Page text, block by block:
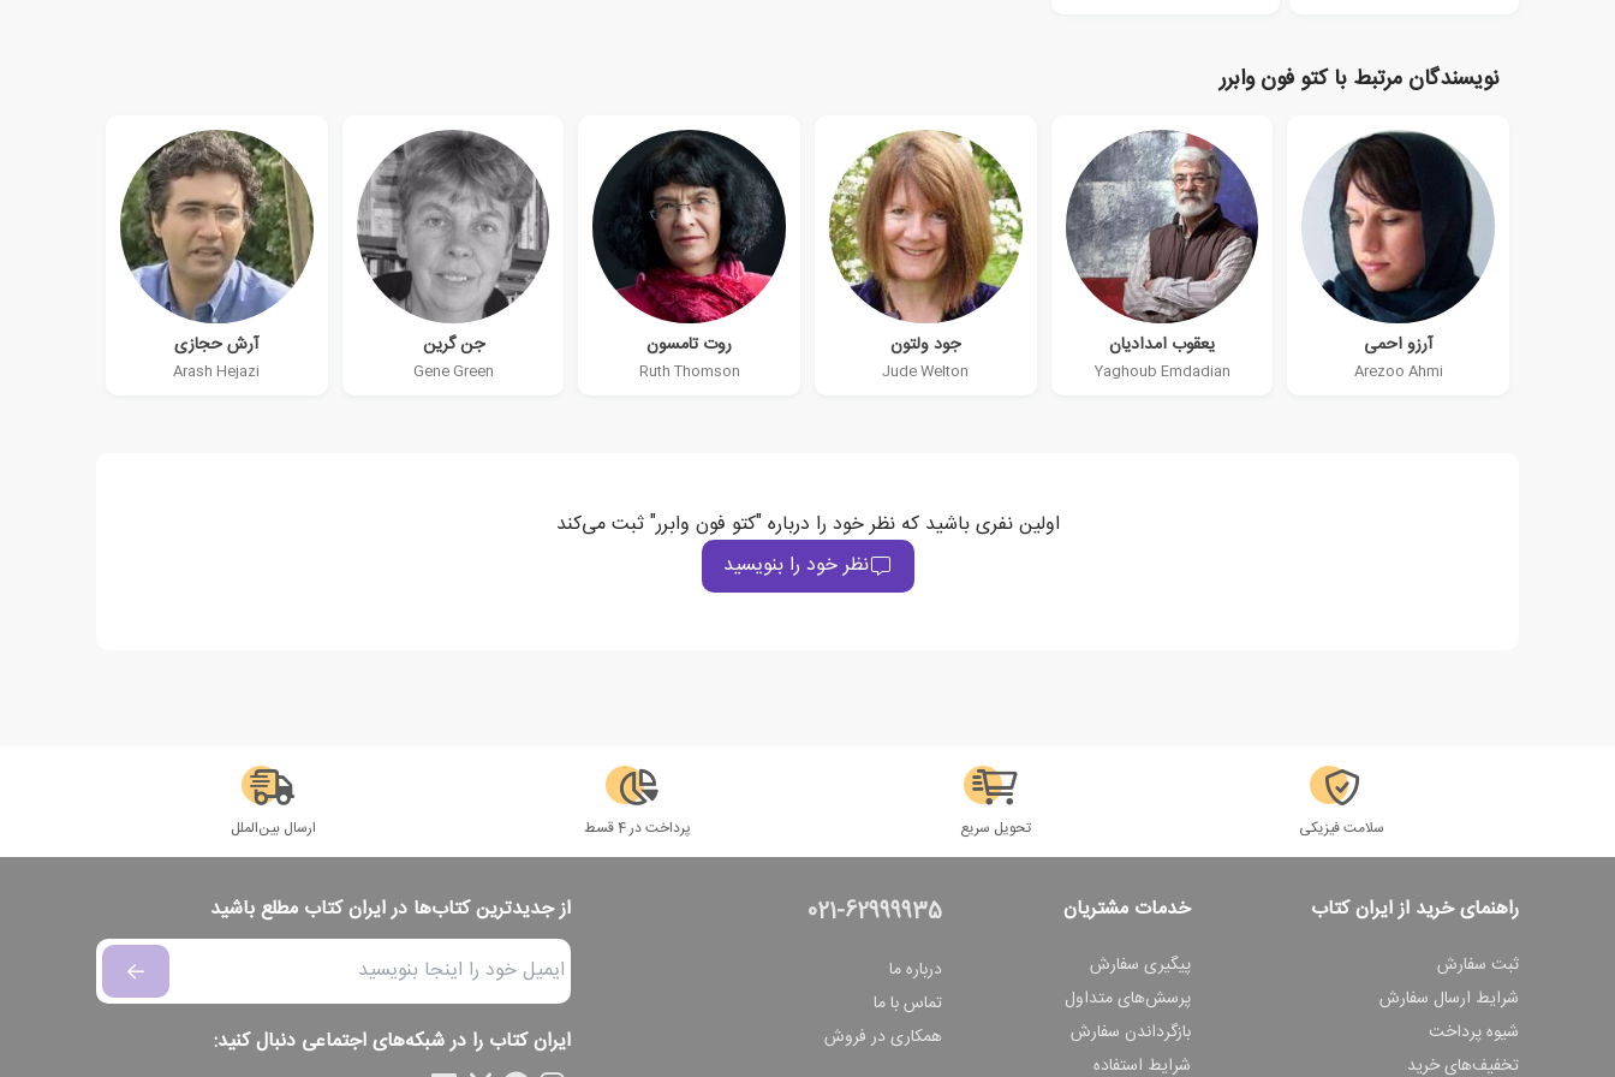
نویسندگان مرتبط با کتو فون وابرر
آرزو احمی
Arezoo Ahmi
یعقوب امدادیان
Yaghoub Emdadian
جود ولتون
Jude Welton
روت تامسون
Ruth Thomson
جن گرین
Gene Green
آرش حجازی
Arash Hejazi
اولین نفری باشید که نظر خود را درباره "کتو فون وابرر" ثبت می‌کند
نظر خود را بنویسید
سلامت فیزیکی تحویل سریع پرداخت در 4 قسط ارسال بین‌الملل
راهنمای خرید از ایران کتاب
ثبت سفارش
شرایط ارسال سفارش
شیوه پرداخت
تخفیف‌های خرید
خدمات مشتریان
پیگیری سفارش
پرسش‌های متداول
بازگرداندن سفارش
شرایط استفاده
021-62999935
درباره ما
تماس با ما
همکاری در فروش
از جدیدترین کتاب‌ها در ایران کتاب مطلع باشید
ایران کتاب را در شبکه‌های اجتماعی دنبال کنید: